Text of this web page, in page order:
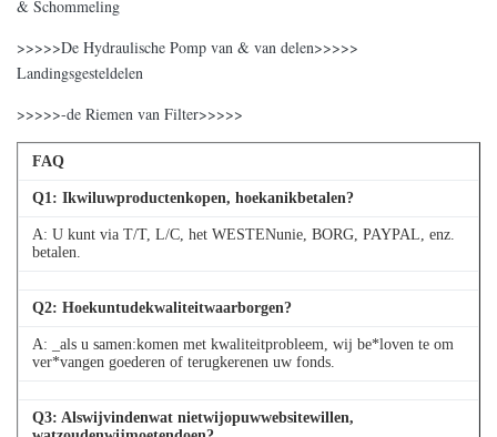
& Schommeling
>>>>>De Hydraulische Pomp van & van delen>>>>>
Landingsgesteldelen
>>>>>-de Riemen van Filter>>>>>
FAQ
Q1: Ikwiluwproductenkopen, hoekanikbetalen?
A: U kunt via T/T, L/C, het WESTENunie, BORG, PAYPAL, enz.
betalen.
Q2: Hoekuntudekwaliteitwaarborgen?
A: _als u samen:komen met kwaliteitprobleem, wij be*loven te om
ver*vangen goederen of terugkerenen uw fonds.
Q3: Alswijvindenwat nietwijopuwwebsitewillen,